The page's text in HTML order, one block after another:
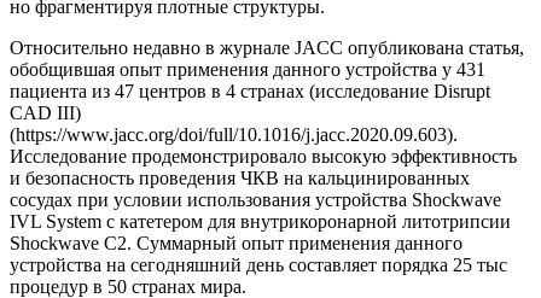
но фрагментируя плотные структуры.
Относительно недавно в журнале JACC опубликована статья,
обобщившая опыт применения данного устройства у 431
пациента из 47 центров в 4 странах (исследование Disrupt
CAD III)
(https://www.jacc.org/doi/full/10.1016/j.jacc.2020.09.603).
Исследование продемонстрировало высокую эффективность
и безопасность проведения ЧКВ на кальцинированных
сосудах при условии использования устройства Shockwave
IVL System с катетером для внутрикоронарной литотрипсии
Shockwave C2. Суммарный опыт применения данного
устройства на сегодняшний день составляет порядка 25 тыс
процедур в 50 странах мира.